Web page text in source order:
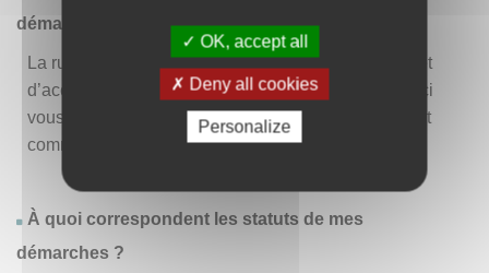
OK, accept all
Deny all cookies
Personalize
démarche » ?
La rubrique « Effectuer une démarche » vous permet
d’accéder à la liste des démarches disponibles. D’ici
vous pouvez choisir la démarche vous intéressant et
commencer à la remplir en un clic.
À quoi correspondent les statuts de mes
démarches ?